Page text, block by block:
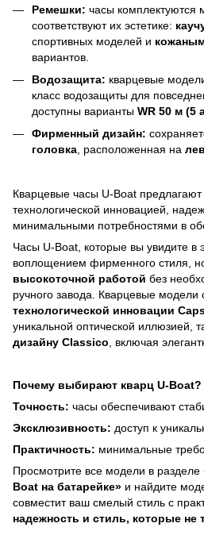
Ремешки: часы комплектуются
соответствуют их эстетике:
спортивных моделей и
вариантов.
Водозащита: кварцевые
класс водозащиты для
доступны варианты WR 50 м (5
Фирменный дизайн:
головка, расположенная на
Кварцевые часы U-Boat
технологической инновацией,
минимальными потребностями в
Часы U-Boat, которые вы увидите в
воплощением фирменного стиля,
высокоточной работой без
ручного завода. Кварцевые модели
технологической инновации
уникальной оптической иллюзией,
дизайну Classico , включая
Почему выбирают кварц U-Boat?
Точность: часы обеспечивают
Эксклюзивность: доступ к
Практичность: минимальные
Просмотрите все модели в разделе
Boat на батарейке» и найдите
совместит ваш смелый стиль с
надежность и стиль, которые